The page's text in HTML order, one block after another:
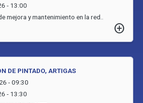
- 13:00
mejora y mantenimiento en la red..
add_circle
DE PINTADO, ARTIGAS
- 09:30
- 13:30